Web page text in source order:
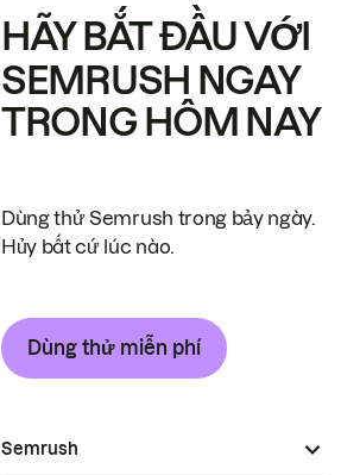
HÃY BẮT ĐẦU VỚI
SEMRUSH NGAY
TRONG HÔM NAY
Dùng thử Semrush trong bảy ngày.
Hủy bất cứ lúc nào.
Dùng thử miễn phí
Semrush